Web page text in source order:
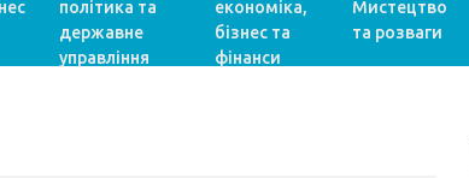
політика та
державне
управління
економіка,
бізнес та
фінанси
Мистецтво
та розваги